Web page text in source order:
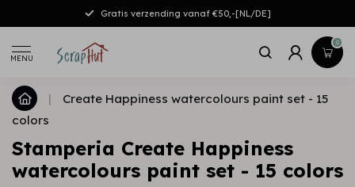
Gratis verzending vanaf €50,-[NL/DE]
MENU
0
|
Create Happiness watercolours paint set - 15
colors
Stamperia Create Happiness
watercolours paint set - 15 colors